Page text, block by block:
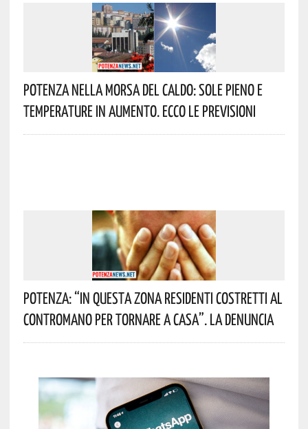
Potenza Nella Morsa Del Caldo: Sole Pieno E
Temperature In Aumento. Ecco Le Previsioni
Potenza: “In Questa Zona Residenti Costretti Al
Contromano Per Tornare A Casa”. La Denuncia